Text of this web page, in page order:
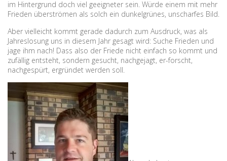
im Hintergrund doch viel geeigneter sein. Würde einem mit mehr
Frieden überströmen als solch ein dunkelgrünes, unscharfes Bild.
Aber vielleicht kommt gerade dadurch zum Ausdruck, was als
Jahreslosung uns in diesem Jahr gesagt wird: Suche Frieden und
jage ihm nach! Dass also der Friede nicht einfach so kommt und
zufällig entsteht, sondern gesucht, nachgejagt, er-forscht,
nachgespürt, ergründet werden soll.